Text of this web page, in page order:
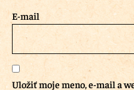
E-mail
Uložiť moje meno, e-mail a